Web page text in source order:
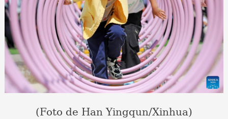
(Foto de Han Yingqun/Xinhua)